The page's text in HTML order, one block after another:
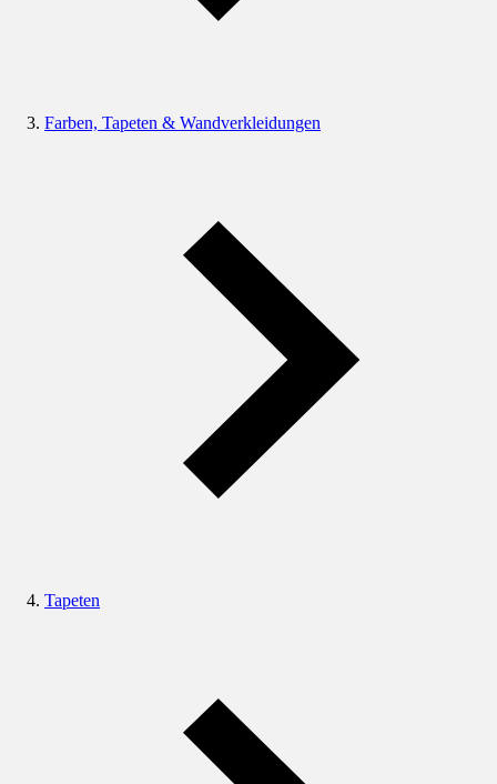
Farben, Tapeten & Wandverkleidungen
Tapeten